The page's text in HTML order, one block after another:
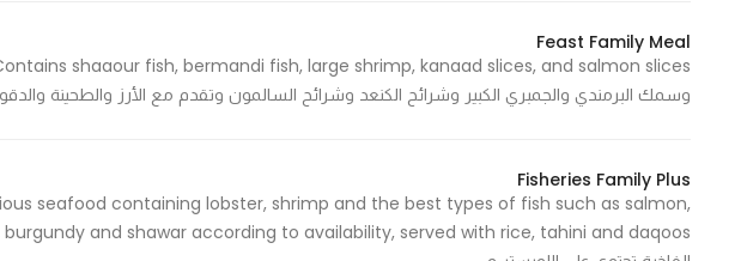
Feast Family Meal
وسمك البرمندي والجمبري الكبير وشرائح الكنعد وشرائح السالمون وتقدم مع الأرز والطحينة
Fisheries Family Plus
seafood containing lobster, shrimp and the best types of fish such as salmon,